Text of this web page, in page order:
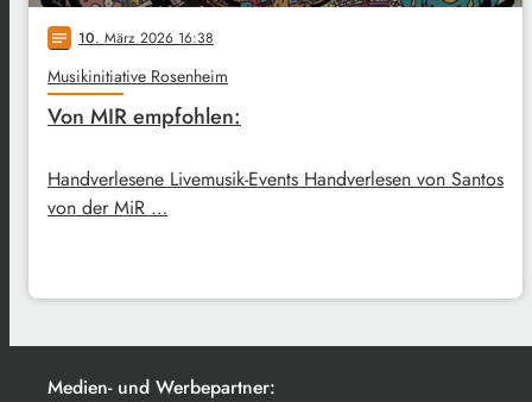
notes 10. März 2026 16:38
Musikinitiative Rosenheim
Von MIR empfohlen:
Handverlesene Livemusik-Events Handverlesen von Santos
von der MiR …
Medien- und Werbepartner: